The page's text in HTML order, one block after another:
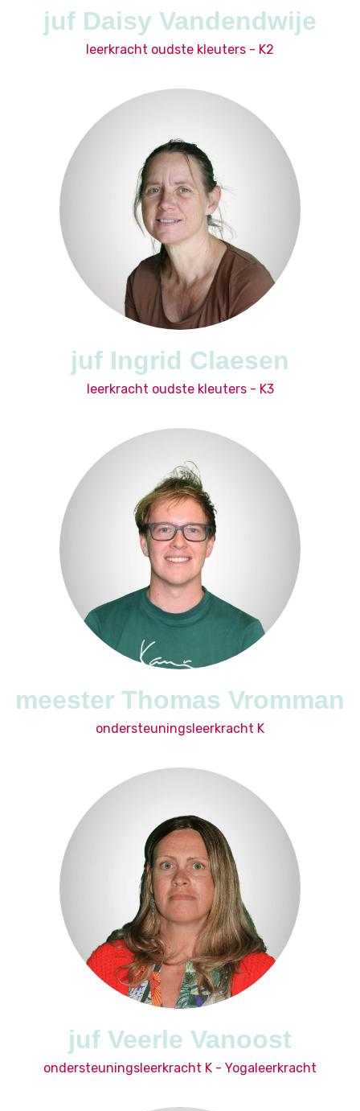
juf Daisy Vandendwije
leerkracht oudste kleuters - K2
juf Ingrid Claesen
leerkracht oudste kleuters - K3
meester Thomas Vromman
ondersteuningsleerkracht K
juf Veerle Vanoost
ondersteuningsleerkracht K - Yogaleerkracht